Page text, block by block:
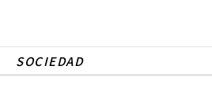
SOCIEDAD